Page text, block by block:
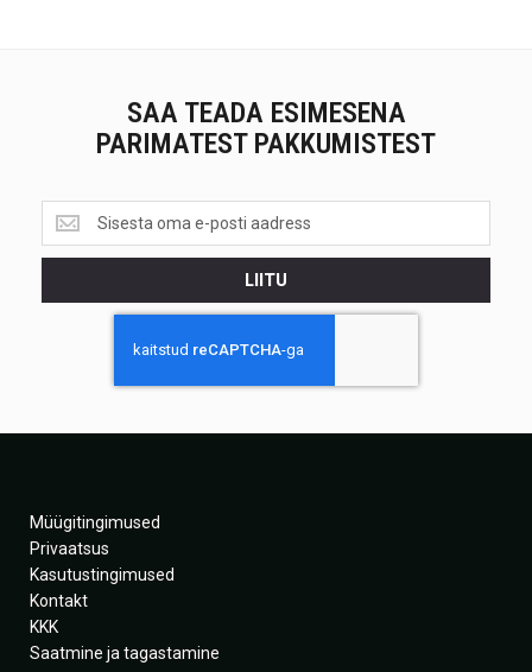
SAA TEADA ESIMESENA
PARIMATEST PAKKUMISTEST
Saa
teada
esimesena<br>
pakkumistest
LIITU
Müügitingimused
Privaatsus
Kasutustingimused
Kontakt
KKK
Saatmine ja tagastamine